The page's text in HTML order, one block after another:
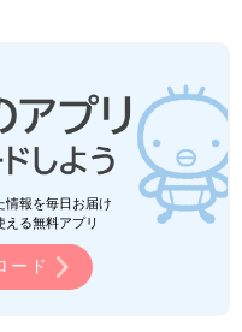
情報を毎日お届け
る無料アプリ
ード